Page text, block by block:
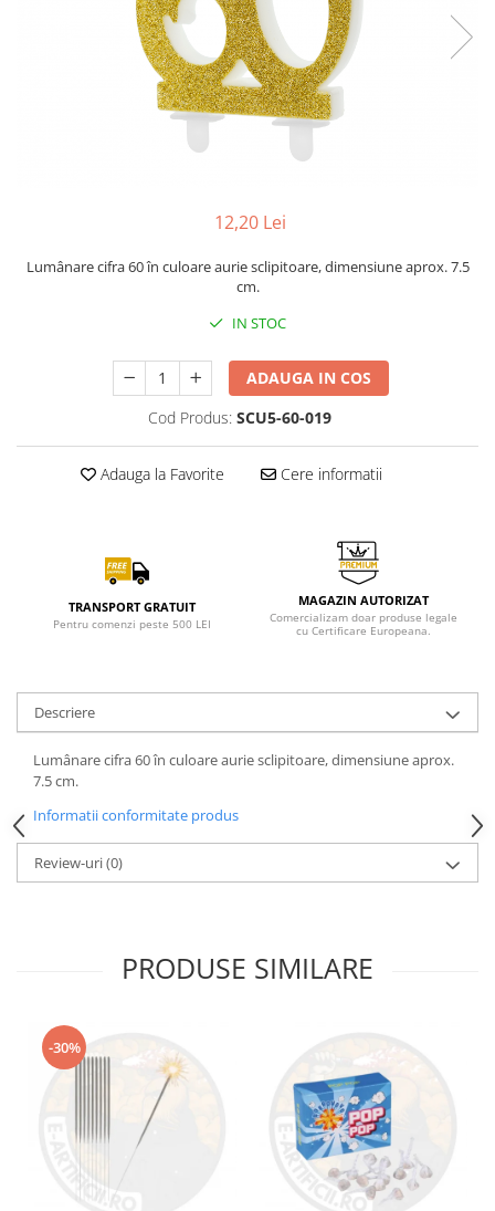
12,20 Lei
Lumânare cifra 60 în culoare aurie sclipitoare, dimensiune aprox. 7.5
cm.
IN STOC
ADAUGA IN COS
Cod Produs: SCU5-60-019
Adauga la Favorite Cere informatii
TRANSPORT GRATUIT
Pentru comenzi peste 500 LEI
MAGAZIN AUTORIZAT
Comercializam doar produse legale
cu Certificare Europeana.
Descriere
Lumânare cifra 60 în culoare aurie sclipitoare, dimensiune aprox.
7.5 cm.
Informatii conformitate produs
Review-uri(0)
PRODUSE SIMILARE
-30%